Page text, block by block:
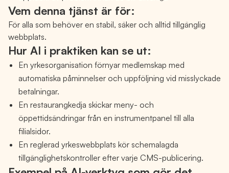
Vem denna tjänst är för:
För alla som behöver en stabil, säker och alltid tillgänglig
webbplats.
Hur AI i praktiken kan se ut:
En yrkesorganisation förnyar medlemskap med
automatiska påminnelser och uppföljning vid misslyckade
betalningar.
En restaurangkedja skickar meny- och
öppettidsändringar från en instrumentpanel till alla
filialsidor.
En reglerad yrkeswebbplats kör schemalagda
tillgänglighetskontroller efter varje CMS-publicering.